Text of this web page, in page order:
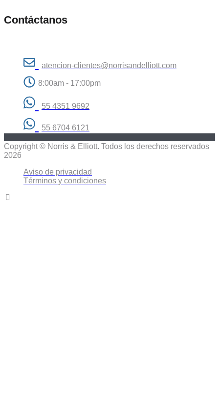
Contáctanos
atencion-clientes@norrisandelliott.com
8:00am - 17:00pm
55 4351 9692
55 6704 6121
Copyright © Norris & Elliott. Todos los derechos reservados
2026
Aviso de privacidad
Términos y condiciones